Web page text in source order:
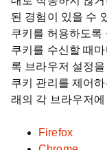
된 경험이 있을 수
쿠키를 허용하도록
쿠키를 수신할 때
록 브라우저 설정
쿠키 관리를 제어
래의 각 브라우저
Firefox